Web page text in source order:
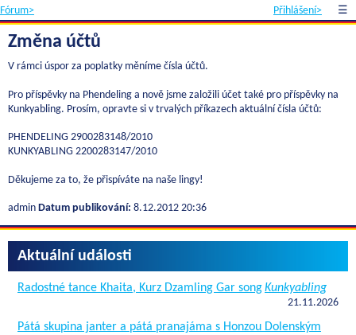
Fórum> Přihlášení> ☰
Změna účtů
V rámci úspor za poplatky měníme čísla účtů.
Pro příspěvky na Phendeling a nově jsme založili účet také pro příspěvky na
Kunkyabling. Prosím, opravte si v trvalých příkazech aktuální čísla účtů:
PHENDELING 2900283148/2010
KUNKYABLING 2200283147/2010
Děkujeme za to, že přispíváte na naše lingy!
admin Datum publikování: 8.12.2012 20:36
Aktuální události
Radostné tance Khaita, Kurz Dzamling Gar songKunkyabling
21.11.2026
Pátá skupina janter a pátá pranajáma s Honzou Dolenským